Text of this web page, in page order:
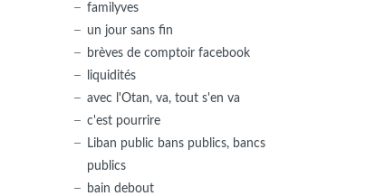
familyves
un jour sans fin
brèves de comptoir facebook
liquidités
avec l'Otan, va, tout s'en va
c'est pourrire
Liban public bans publics, bancs
publics
bain debout